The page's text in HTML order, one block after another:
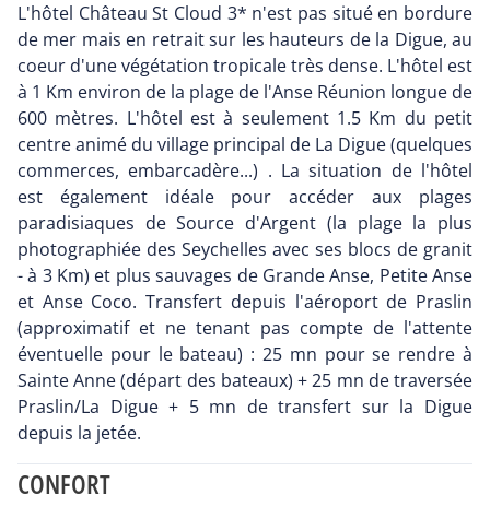
L'hôtel Château St Cloud 3* n'est pas situé en bordure
de mer mais en retrait sur les hauteurs de la Digue, au
coeur d'une végétation tropicale très dense. L'hôtel est
à 1 Km environ de la plage de l'Anse Réunion longue de
600 mètres. L'hôtel est à seulement 1.5 Km du petit
centre animé du village principal de La Digue (quelques
commerces, embarcadère...) . La situation de l'hôtel
est également idéale pour accéder aux plages
paradisiaques de Source d'Argent (la plage la plus
photographiée des Seychelles avec ses blocs de granit
- à 3 Km) et plus sauvages de Grande Anse, Petite Anse
et Anse Coco. Transfert depuis l'aéroport de Praslin
(approximatif et ne tenant pas compte de l'attente
éventuelle pour le bateau) : 25 mn pour se rendre à
Sainte Anne (départ des bateaux) + 25 mn de traversée
Praslin/La Digue + 5 mn de transfert sur la Digue
depuis la jetée.
CONFORT